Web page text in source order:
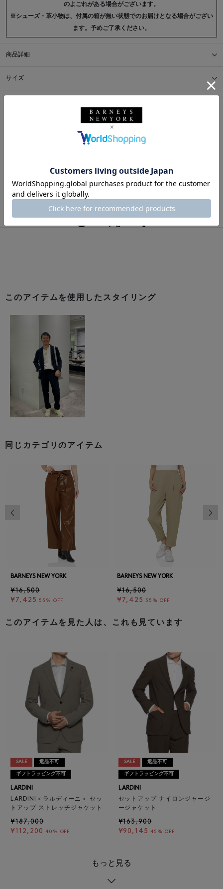
のよごれがある場合がございます。
※シューズ・革小物は、付属の箱が無い状態でのお届けとなる場合がござい
ます。予めご了承ください。
商品詳細
サイズ
返品・交換について
このアイテムをシェアする
このアイテムを使用したスタイリング
同じカテゴリのアイテム
BARNEYS NEW YORK
¥16,500
¥7,425
55% OFF
BARNEYS NEW YORK
¥16,500
¥7,425
55% OFF
前の画像
このアイテムを見た人は、これも見ています
SALE 返品不可
ギフトラッピング不可
LARDINI
LARDINI＜ラルディーニ＞ セッ
トアップ ストレッチジャケット
¥187,000
¥112,200 40% OFF
SALE 返品不可
ギフトラッピング不可
LARDINI
セットアップ ナイロンジャージ
ージャケット
¥163,900
¥90,145 45% OFF
もっと見る